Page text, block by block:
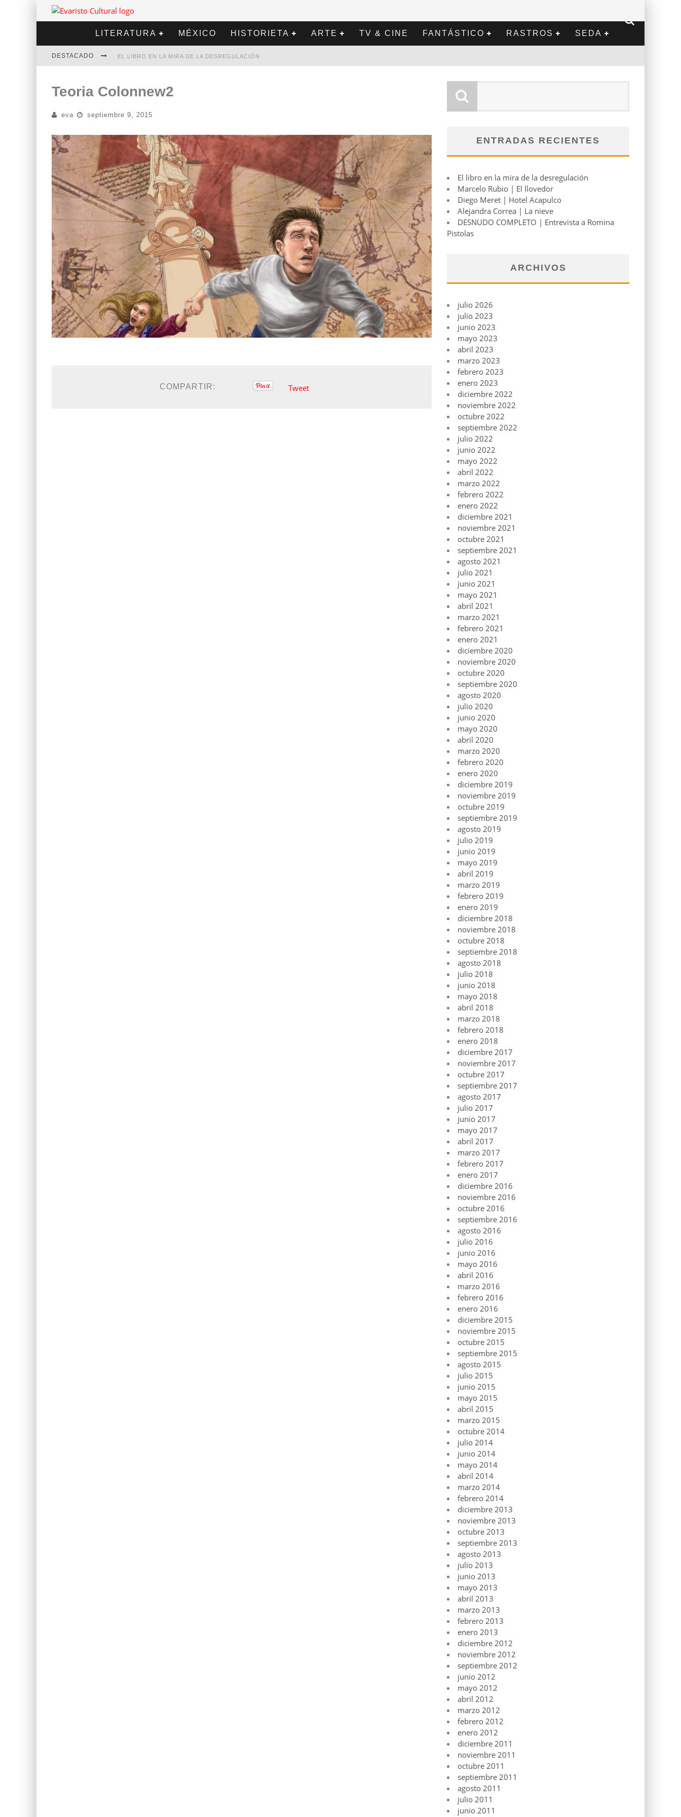
LITERATURA MÉXICO HISTORIETA ARTE TV & CINE FANTÁSTICO RASTROS SEDA
DESTACADO EL LIBRO EN LA MIRA DE LA DESREGULACIÓN
DIEGO MERET | HOTEL ACAPULCO
ALEJANDRA CORREA | LA NIEVE
Teoria Colonnew2
eva septiembre 9, 2015
COMPARTIR: Tweet
ENTRADAS RECIENTES
El libro en la mira de la desregulación
Marcelo Rubio | El llovedor
Diego Meret | Hotel Acapulco
Alejandra Correa | La nieve
DESNUDO COMPLETO | Entrevista a Romina
Pistolas
ARCHIVOS
julio 2026
julio 2023
junio 2023
mayo 2023
abril 2023
marzo 2023
febrero 2023
enero 2023
diciembre 2022
noviembre 2022
octubre 2022
septiembre 2022
julio 2022
junio 2022
mayo 2022
abril 2022
marzo 2022
febrero 2022
enero 2022
diciembre 2021
noviembre 2021
octubre 2021
septiembre 2021
agosto 2021
julio 2021
junio 2021
mayo 2021
abril 2021
marzo 2021
febrero 2021
enero 2021
diciembre 2020
noviembre 2020
octubre 2020
septiembre 2020
agosto 2020
julio 2020
junio 2020
mayo 2020
abril 2020
marzo 2020
febrero 2020
enero 2020
diciembre 2019
noviembre 2019
octubre 2019
septiembre 2019
agosto 2019
julio 2019
junio 2019
mayo 2019
abril 2019
marzo 2019
febrero 2019
enero 2019
diciembre 2018
noviembre 2018
octubre 2018
septiembre 2018
agosto 2018
julio 2018
junio 2018
mayo 2018
abril 2018
marzo 2018
febrero 2018
enero 2018
diciembre 2017
noviembre 2017
octubre 2017
septiembre 2017
agosto 2017
julio 2017
junio 2017
mayo 2017
abril 2017
marzo 2017
febrero 2017
enero 2017
diciembre 2016
noviembre 2016
octubre 2016
septiembre 2016
agosto 2016
julio 2016
junio 2016
mayo 2016
abril 2016
marzo 2016
febrero 2016
enero 2016
diciembre 2015
noviembre 2015
octubre 2015
septiembre 2015
agosto 2015
julio 2015
junio 2015
mayo 2015
abril 2015
marzo 2015
octubre 2014
julio 2014
junio 2014
mayo 2014
abril 2014
marzo 2014
febrero 2014
diciembre 2013
noviembre 2013
octubre 2013
septiembre 2013
agosto 2013
julio 2013
junio 2013
mayo 2013
abril 2013
marzo 2013
febrero 2013
enero 2013
diciembre 2012
noviembre 2012
septiembre 2012
junio 2012
mayo 2012
abril 2012
marzo 2012
febrero 2012
enero 2012
diciembre 2011
noviembre 2011
octubre 2011
septiembre 2011
agosto 2011
julio 2011
junio 2011